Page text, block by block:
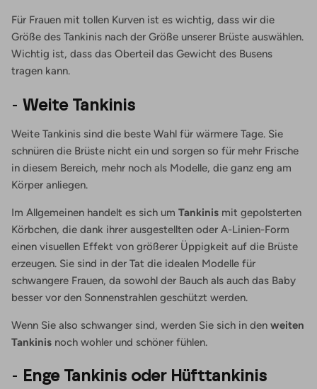
Für Frauen mit tollen Kurven ist es wichtig, dass wir die
Größe des Tankinis nach der Größe unserer Brüste auswählen.
Wichtig ist, dass das Oberteil das Gewicht des Busens
tragen kann.
- Weite Tankinis
Weite Tankinis sind die beste Wahl für wärmere Tage. Sie
schnüren die Brüste nicht ein und sorgen so für mehr Frische
in diesem Bereich, mehr noch als Modelle, die ganz eng am
Körper anliegen.
Im Allgemeinen handelt es sich um Tankinis mit gepolsterten
Körbchen, die dank ihrer ausgestellten oder A-Linien-Form
einen visuellen Effekt von größerer Üppigkeit auf die Brüste
erzeugen. Sie sind in der Tat die idealen Modelle für
schwangere Frauen, da sowohl der Bauch als auch das Baby
besser vor den Sonnenstrahlen geschützt werden.
Wenn Sie also schwanger sind, werden Sie sich in den weiten
Tankinis noch wohler und schöner fühlen.
- Enge Tankinis oder Hüfttankinis